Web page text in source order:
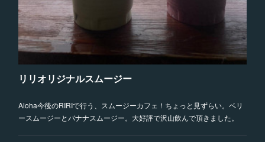
リリオリジナルスムージー
Aloha今後のRIRIで行う、スムージーカフェ！ちょっと見ずらい。ベリ
ースムージーとバナナスムージー。大好評で沢山飲んで頂きました。